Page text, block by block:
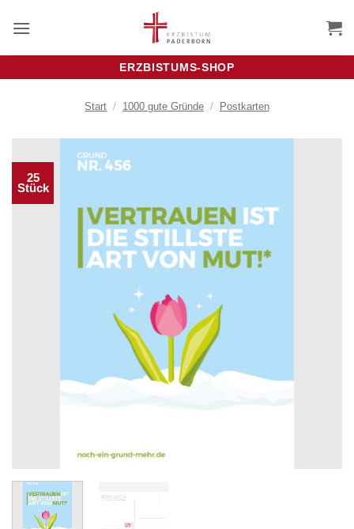
Inhalt
ERZBISTUMS-SHOP
Start / 1000 gute Gründe / Postkarten
25
Stück